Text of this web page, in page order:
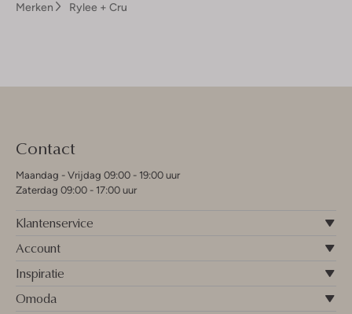
Merken Rylee + Cru
Contact
Maandag - Vrijdag 09:00 - 19:00 uur
Zaterdag 09:00 - 17:00 uur
Klantenservice
Account
Inspiratie
Omoda